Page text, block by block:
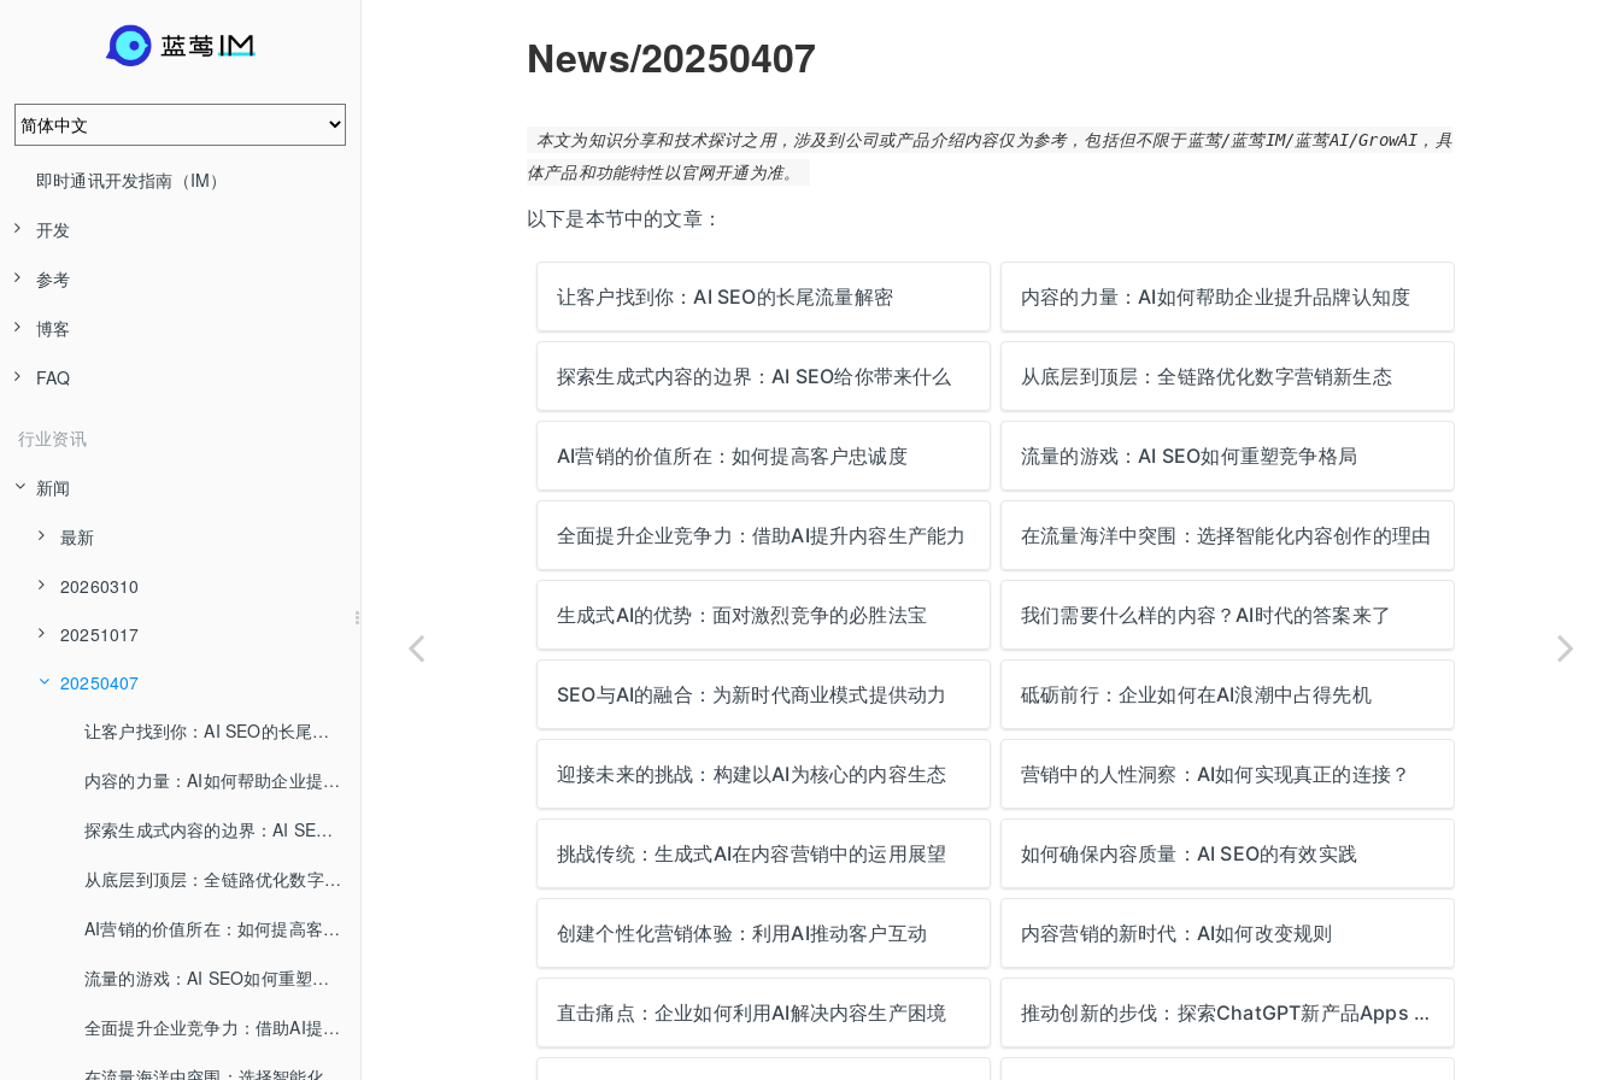
即时通讯开发指南（IM）
开发
参考
博客
FAQ
行业资讯
新闻
最新
20260310
20251017
20250407
让客户找到你：AI SEO的长尾流量解密
内容的力量：AI如何帮助企业提升品牌认知度
探索生成式内容的边界：AI SEO给你带来什么
从底层到顶层：全链路优化数字营销新生态
AI营销的价值所在：如何提高客户忠诚度
流量的游戏：AI SEO如何重塑竞争格局
全面提升企业竞争力：借助AI提升内容生产能力
News/20250407
本文为知识分享和技术探讨之用，涉及到公司或产品介绍内容仅为参考，包括但不限于蓝莺/蓝莺IM/蓝莺AI/GrowAI，具
体产品和功能特性以官网开通为准。
以下是本节中的文章：
让客户找到你：AI SEO的长尾流量解密 内容的力量：AI如何帮助企业提升品牌认知度
探索生成式内容的边界：AI SEO给你带来什么 从底层到顶层：全链路优化数字营销新生态
AI营销的价值所在：如何提高客户忠诚度 流量的游戏：AI SEO如何重塑竞争格局
全面提升企业竞争力：借助AI提升内容生产能力 在流量海洋中突围：选择智能化内容创作的理由
生成式AI的优势：面对激烈竞争的必胜法宝 我们需要什么样的内容？AI时代的答案来了
SEO与AI的融合：为新时代商业模式提供动力 砥砺前行：企业如何在AI浪潮中占得先机
迎接未来的挑战：构建以AI为核心的内容生态 营销中的人性洞察：AI如何实现真正的连接？
挑战传统：生成式AI在内容营销中的运用展望 如何确保内容质量：AI SEO的有效实践
创建个性化营销体验：利用AI推动客户互动 内容营销的新时代：AI如何改变规则
直击痛点：企业如何利用AI解决内容生产困境 推动创新的步伐：探索ChatGPT新产品Apps SDK